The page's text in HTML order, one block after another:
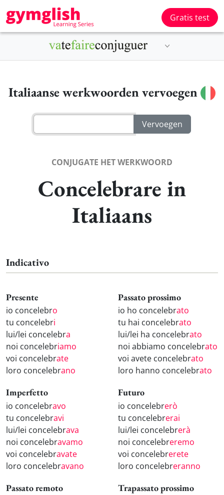
Gratis test
Italiaanse werkwoorden vervoegen
CONJUGATE HET WERKWOORD
Concelebrare in
Italiaans
Indicativo
Presente
io concelebro
tu concelebri
lui/lei concelebra
noi concelebriamo
voi concelebrate
loro concelebrano
Passato prossimo
io ho concelebrato
tu hai concelebrato
lui/lei ha concelebrato
noi abbiamo concelebrato
voi avete concelebrato
loro hanno concelebrato
Imperfetto
io concelebravo
tu concelebravi
lui/lei concelebrava
noi concelebravamo
voi concelebravate
loro concelebravano
Futuro
io concelebrerò
tu concelebrerai
lui/lei concelebrerà
noi concelebreremo
voi concelebrerete
loro concelebreranno
Passato remoto Trapassato prossimo